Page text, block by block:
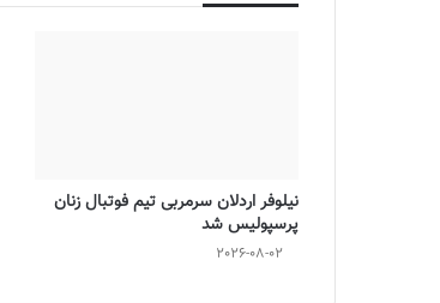
نیلوفر اردلان سرمربی تیم فوتبال زنان
پرسپولیس شد
2026-08-02